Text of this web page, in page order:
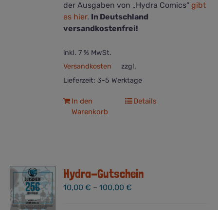
der Ausgaben von „Hydra Comics“ gibt
es hier. In Deutschland
versandkostenfrei!
inkl. 7 % MwSt.
zzgl.
Versandkosten
Lieferzeit: 3-5 Werktage
In den
Warenkorb
Details
Hydra-Gutschein
10,00€ –100,00€